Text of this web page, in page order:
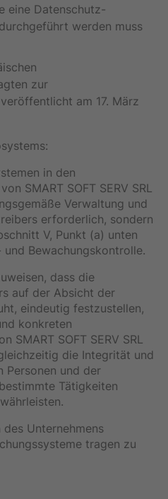
eine Datenschutz-
werden muss
zur
am 17. März
in den
SMART SOFT SERV SRL
Verwaltung und
erforderlich, sondern
V, Punkt (a) unten
Bewachungskontrolle.
dass die
auf der Absicht der
eindeutig festzustellen,
konkreten
SMART SOFT SERV SRL
die Integrität und
Personen und der
Tätigkeiten
Unternehmens
tragen zu